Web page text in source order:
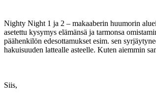
Nighty Night 1 ja 2 – makaaberin huumorin
asetettu kysymys elämänsä ja tarmonsa
päähenkilön edesottamukset esim. sen
hakuisuuden lattealle asteelle. Kuten aiemmin
Siis,